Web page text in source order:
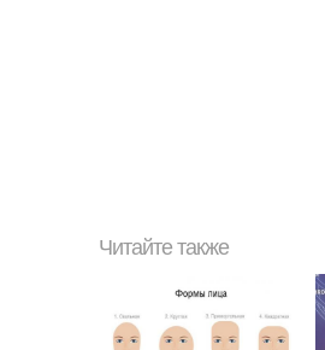
Читайте также